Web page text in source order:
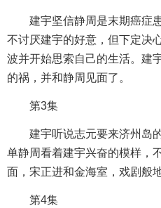
建宇坚信静周是末期癌症患
不讨厌建宇的好意，但下定决
波并开始思索自己的生活。建
的祸，并和静周见面了。
第3集
建宇听说志元要来济州岛的
单静周看着建宇兴奋的模样，
面，宋正进和金海室，戏剧般
第4集